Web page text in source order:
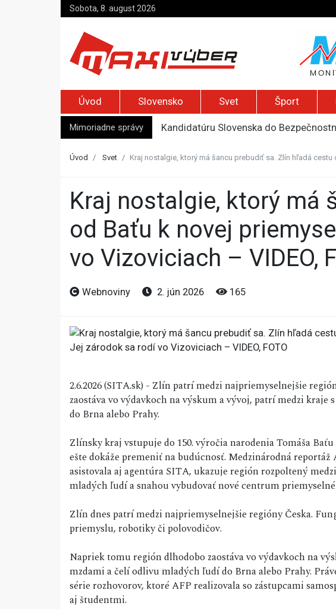
Sobota, 8. august 2026
Úvod Slovensko Svet Šport
Mimoriadne správy
Kandidatúru Slovenska do
Pápež Lev XIV. sa vo Francúzsku
Úvod Svet Kraj nostalgie, ktorý má šancu prebudiť sa. Zlín hľadá
Kraj nostalgie, ktorý má šancu prebudiť sa. Zlín hľadá cestu
od Baťu k novej
vo Vizoviciach – VIDEO,
Webnoviny 2. jún 2026 165
2.6.2026 (SITA.sk) - Zlín patrí medzi najpriemyselnejšie
zaostáva vo výdavkoch na výskum a vývoj, patrí medzi
do Brna alebo Prahy.
Zlínsky kraj vstupuje do 150. výročia narodenia Tomáša
ešte dokáže premeniť na budúcnosť. Medzinárodná
asistovala aj agentúra SITA, ukazuje región rozpoltený
mladých ľudí a snahou vybudovať nové centrum
Zlín dnes patrí medzi najpriemyselnejšie regióny Česka.
priemyslu, robotiky či polovodičov.
Napriek tomu región dlhodobo zaostáva vo výdavkoch na
mzdami a čelí odlivu mladých ľudí do Brna alebo Prahy.
série rozhovorov, ktoré AFP realizovala so zástupcami
aj študentmi.